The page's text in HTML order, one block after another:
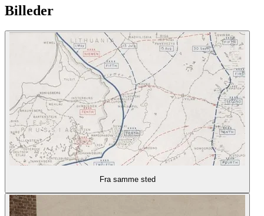
Billeder
Fra samme sted